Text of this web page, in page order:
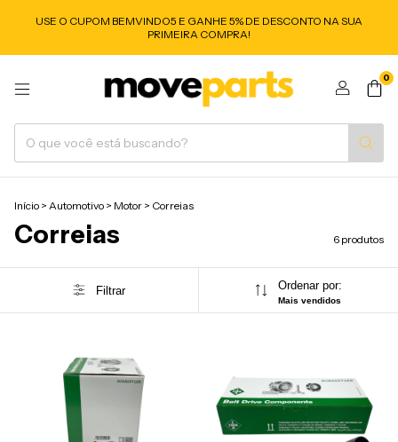
USE O CUPOM BEMVINDO5 E GANHE 5% DE DESCONTO NA SUA
PRIMEIRA COMPRA!
0
Início > Automotivo > Motor > Correias
Correias 6 produtos
Filtrar Ordenar por:
Mais vendidos